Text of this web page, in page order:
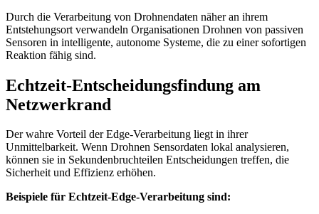
Durch die Verarbeitung von Drohnendaten näher an ihrem
Entstehungsort verwandeln Organisationen Drohnen von passiven
Sensoren in intelligente, autonome Systeme, die zu einer sofortigen
Reaktion fähig sind.
Echtzeit-Entscheidungsfindung am
Netzwerkrand
Der wahre Vorteil der Edge-Verarbeitung liegt in ihrer
Unmittelbarkeit. Wenn Drohnen Sensordaten lokal analysieren,
können sie in Sekundenbruchteilen Entscheidungen treffen, die
Sicherheit und Effizienz erhöhen.
Beispiele für Echtzeit-Edge-Verarbeitung sind: